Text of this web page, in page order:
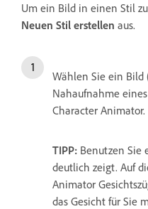
Um ein Bild in einen Stil
Neuen Stil erstellen aus.
Wählen Sie ein Bild
Nahaufnahme
Character Animator.
TIPP: Benutzen Sie
deutlich zeigt. Auf
Animator
das Gesicht für Sie